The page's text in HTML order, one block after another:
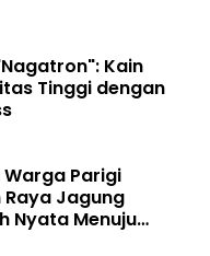
Kain
Tinggi dengan
Parigi
Raya Jagung
Nyata Menuju